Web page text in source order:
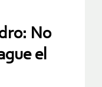
No
el